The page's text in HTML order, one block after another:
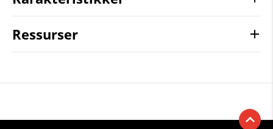
Ressurser